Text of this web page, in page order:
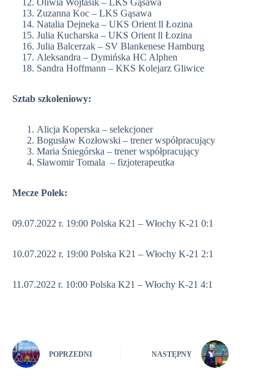
Zuzanna Koc – LKS Gąsawa
Natalia Dejneka – UKS Orient ll Łozina
Julia Kucharska – UKS Orient ll Łozina
Julia Balcerzak – SV Blankenese Hamburg
Aleksandra – Dymińska HC Alphen
Sandra Hoffmann – KKS Kolejarz Gliwice
Sztab szkoleniowy:
Alicja Koperska – selekcjoner
Bogusław Kozłowski – trener współpracujący
Maria Śniegórska – trener współpracujący
Sławomir Tomala – fizjoterapeutka
Mecze Polek:
09.07.2022 r. 19:00 Polska K21 – Włochy K-21 0:1
10.07.2022 r. 19:00 Polska K21 – Włochy K-21 2:1
11.07.2022 r. 10:00 Polska K21 – Włochy K-21 4:1
POPRZEDNI NASTĘPNY